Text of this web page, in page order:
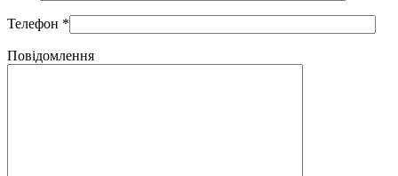
Телефон *
Повідомлення